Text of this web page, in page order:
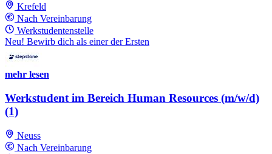
Krefeld
Nach Vereinbarung
Werkstudentenstelle
Neu! Bewirb dich als einer der Ersten
mehr lesen
Werkstudent im Bereich Human Resources (m/w/d)
(1)
Neuss
Nach Vereinbarung